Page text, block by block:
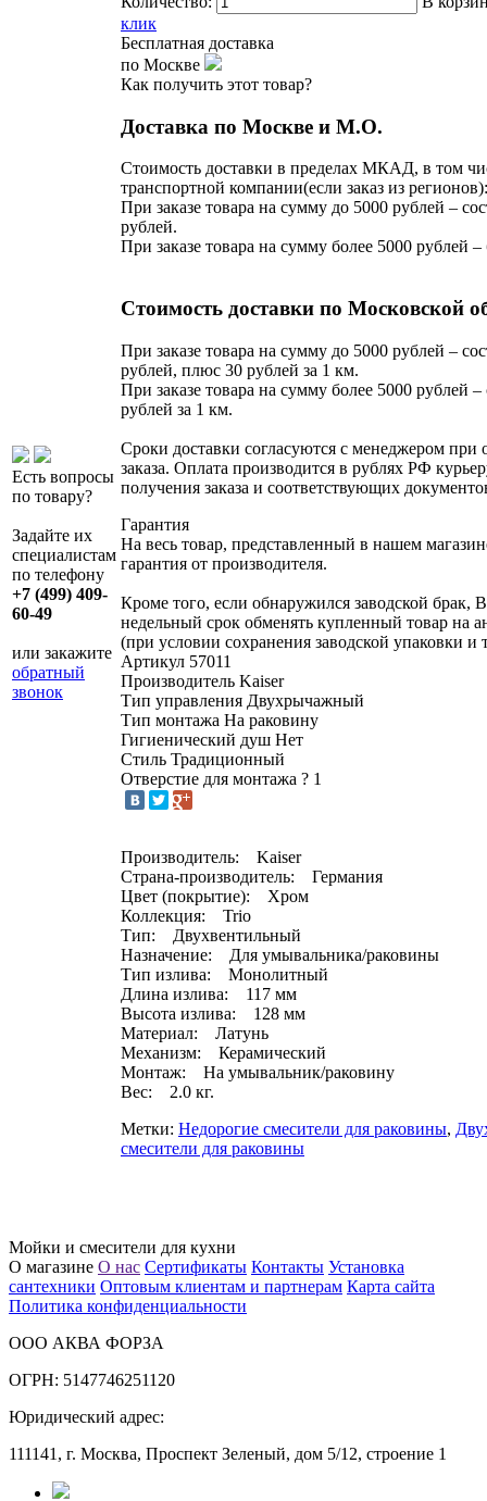
Есть вопросы
по товару?
Задайте их
специалистам
по телефону
+7 (499) 409-
60-49
или закажите
обратный
звонок
клик
Бесплатная доставка
по Москве
Как получить этот товар?
Доставка по Москве и М.О.
Стоимость доставки в пределах МКАД, в том
транспортной компании(если заказ из регионов):
При заказе товара на сумму до 5000 рублей –
рублей.
При заказе товара на сумму более 5000 рублей –
Стоимость доставки по Московской
При заказе товара на сумму до 5000 рублей –
рублей, плюс 30 рублей за 1 км.
При заказе товара на сумму более 5000 рублей –
рублей за 1 км.
Сроки доставки согласуются с менеджером при
заказа. Оплата производится в рублях РФ
получения заказа и соответствующих
Гарантия
На весь товар, представленный в нашем
гарантия от производителя.
Кроме того, если обнаружился заводской брак,
недельный срок обменять купленный товар на
(при условии сохранения заводской упаковки и
Артикул 57011
Производитель Kaiser
Тип управления Двухрычажный
Тип монтажа На раковину
Гигиенический душ Нет
Стиль Традиционный
Отверстие для монтажа ? 1
Производитель: Kaiser
Страна-производитель: Германия
Цвет (покрытие): Хром
Коллекция: Trio
Тип: Двухвентильный
Назначение: Для умывальника/раковины
Тип излива: Монолитный
Длина излива: 117 мм
Высота излива: 128 мм
Материал: Латунь
Механизм: Керамический
Монтаж: На умывальник/раковину
Вес: 2.0 кг.
Метки: Недорогие смесители для раковины,
смесители для раковины
Мойки и смесители для кухни
О магазине О нас Сертификаты Контакты Установка
сантехники Оптовым клиентам и партнерам Карта сайта
Политика конфиденциальности
ООО АКВА ФОРЗА
ОГРН: 5147746251120
Юридический адрес:
111141, г. Москва, Проспект Зеленый, дом 5/12, строение 1